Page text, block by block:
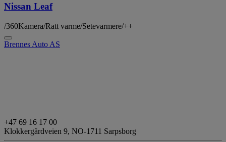
Nissan Leaf
/360Kamera/Ratt varme/Setevarmere/++
Brennes Auto AS
+47 69 16 17 00
Klokkergårdveien 9, NO-1711 Sarpsborg